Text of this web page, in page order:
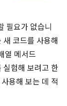
필요가 없습니
코드를 사용해
열 메서드
실험해 보려고 한
용해 보는 데 적